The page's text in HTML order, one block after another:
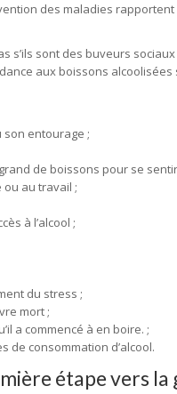
des maladies
sont des buveurs
aux boissons
son entourage ;
de boissons pour se sentir
ou au travail ;
à l’alcool ;
du stress ;
mort ;
a commencé à en boire. ;
de consommation d’alcool.
étape vers la